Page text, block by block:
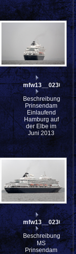
mfw13__023067
Beschreibung:
Prinsendam
Einlaufend
Hamburg auf
der Elbe im
Juni 2013
mfw13__023042
Beschreibung:
MS
Prinsendam